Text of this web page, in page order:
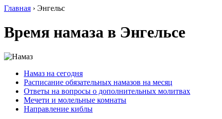
Главная › Энгельс
Время намаза в Энгельсе
Намаз на сегодня
Расписание обязательных намазов на месяц
Ответы на вопросы о дополнительных молитвах
Мечети и молельные комнаты
Направление киблы